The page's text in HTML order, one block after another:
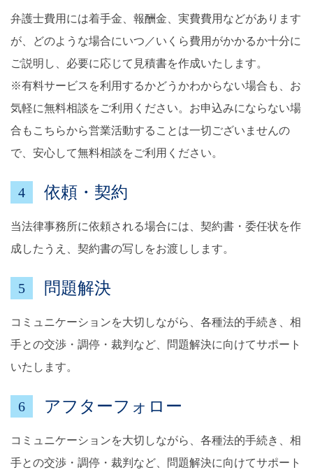
弁護士費用には着手金、報酬金、実費費用などがあります
が、どのような場合にいつ／いくら費用がかかるか十分に
ご説明し、必要に応じて見積書を作成いたします。
※有料サービスを利用するかどうかわからない場合も、お
気軽に無料相談をご利用ください。お申込みにならない場
合もこちらから営業活動することは一切ございませんの
で、安心して無料相談をご利用ください。
4 依頼・契約
当法律事務所に依頼される場合には、契約書・委任状を作
成したうえ、契約書の写しをお渡しします。
5 問題解決
コミュニケーションを大切しながら、各種法的手続き、相
手との交渉・調停・裁判など、問題解決に向けてサポート
いたします。
6 アフターフォロー
コミュニケーションを大切しながら、各種法的手続き、相
手との交渉・調停・裁判など、問題解決に向けてサポート